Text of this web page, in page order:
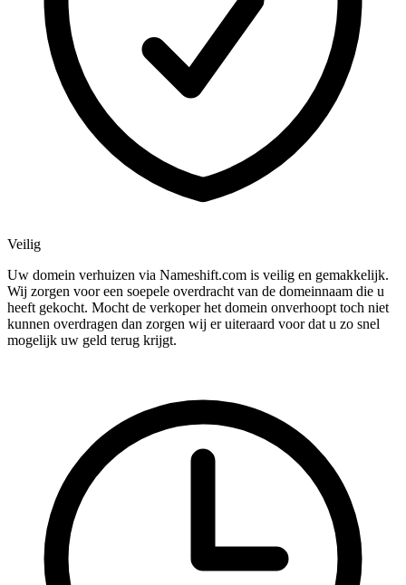
Veilig
Uw domein verhuizen via Nameshift.com is veilig en gemakkelijk.
Wij zorgen voor een soepele overdracht van de domeinnaam die u
heeft gekocht. Mocht de verkoper het domein onverhoopt toch niet
kunnen overdragen dan zorgen wij er uiteraard voor dat u zo snel
mogelijk uw geld terug krijgt.